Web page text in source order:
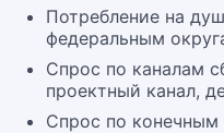
Потребление на
федеральным
Спрос по каналам
проектный канал,
Спрос по